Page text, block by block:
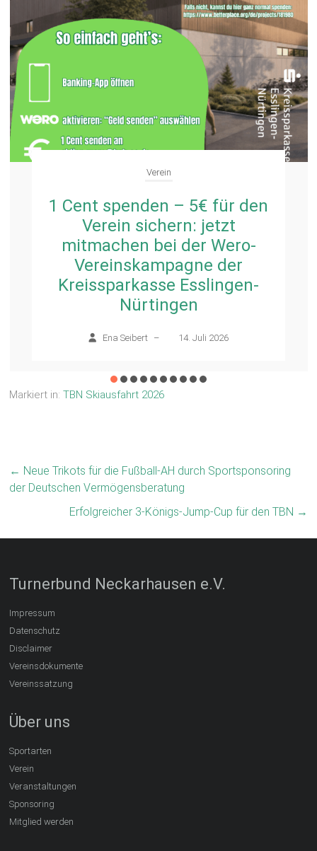
Verein
1 Cent spenden – 5€ für den
Verein sichern: jetzt
mitmachen bei der Wero-
Vereinskampagne der
Kreissparkasse Esslingen-
Nürtingen
Ena Seibert – 14. Juli 2026
Markiert in:TBN Skiausfahrt 2026
← Neue Trikots für die Fußball-AH durch Sportsponsoring
der Deutschen Vermögensberatung
Erfolgreicher 3-Königs-Jump-Cup für den TBN →
Turnerbund Neckarhausen e.V.
Impressum
Datenschutz
Disclaimer
Vereinsdokumente
Vereinssatzung
Über uns
Sportarten
Verein
Veranstaltungen
Sponsoring
Mitglied werden